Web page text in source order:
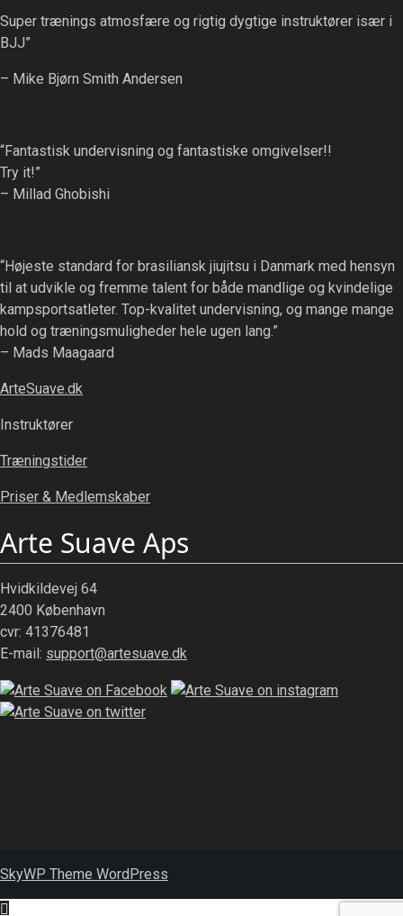
page
Super trænings atmosfære og rigtig dygtige instruktører især i
BJJ”
– Mike Bjørn Smith Andersen
“Fantastisk undervisning og fantastiske omgivelser!!
Try it!”
– Millad Ghobishi
“Højeste standard for brasiliansk jiujitsu i Danmark med hensyn
til at udvikle og fremme talent for både mandlige og kvindelige
kampsportsatleter. Top-kvalitet undervisning, og mange mange
hold og træningsmuligheder hele ugen lang.”
– Mads Maagaard
ArteSuave.dk
Instruktører
Træningstider
Priser & Medlemskaber
Arte Suave Aps
Hvidkildevej 64
2400 København
cvr: 41376481
E-mail: support@artesuave.dk
SkyWP Theme WordPress